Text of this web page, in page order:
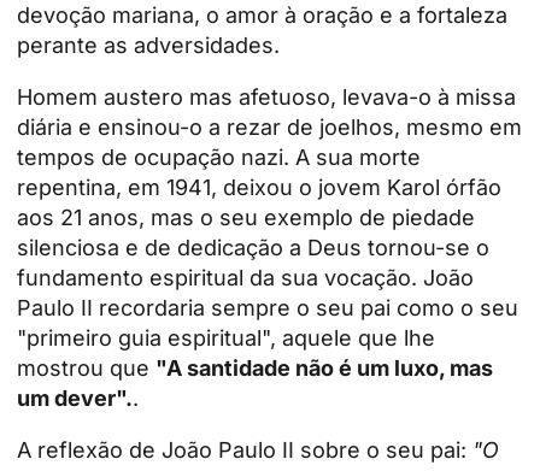
devoção mariana, o amor à oração e a fortaleza
perante as adversidades.
Homem austero mas afetuoso, levava-o à missa
diária e ensinou-o a rezar de joelhos, mesmo em
tempos de ocupação nazi. A sua morte
repentina, em 1941, deixou o jovem Karol órfão
aos 21 anos, mas o seu exemplo de piedade
silenciosa e de dedicação a Deus tornou-se o
fundamento espiritual da sua vocação. João
Paulo II recordaria sempre o seu pai como o seu
"primeiro guia espiritual", aquele que lhe
mostrou que "A santidade não é um luxo, mas
um dever"..
A reflexão de João Paulo II sobre o seu pai: "O